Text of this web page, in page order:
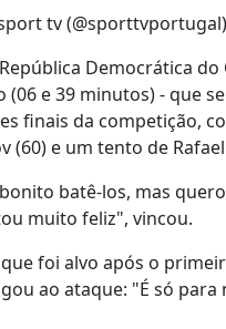
tv (@sporttvportugal)
Democrática
(06 e 39 minutos) - que
finais da competição,
e um tento de Rafael
batê-los, mas
muito feliz", vincou.
foi alvo após o
ao ataque: "É só